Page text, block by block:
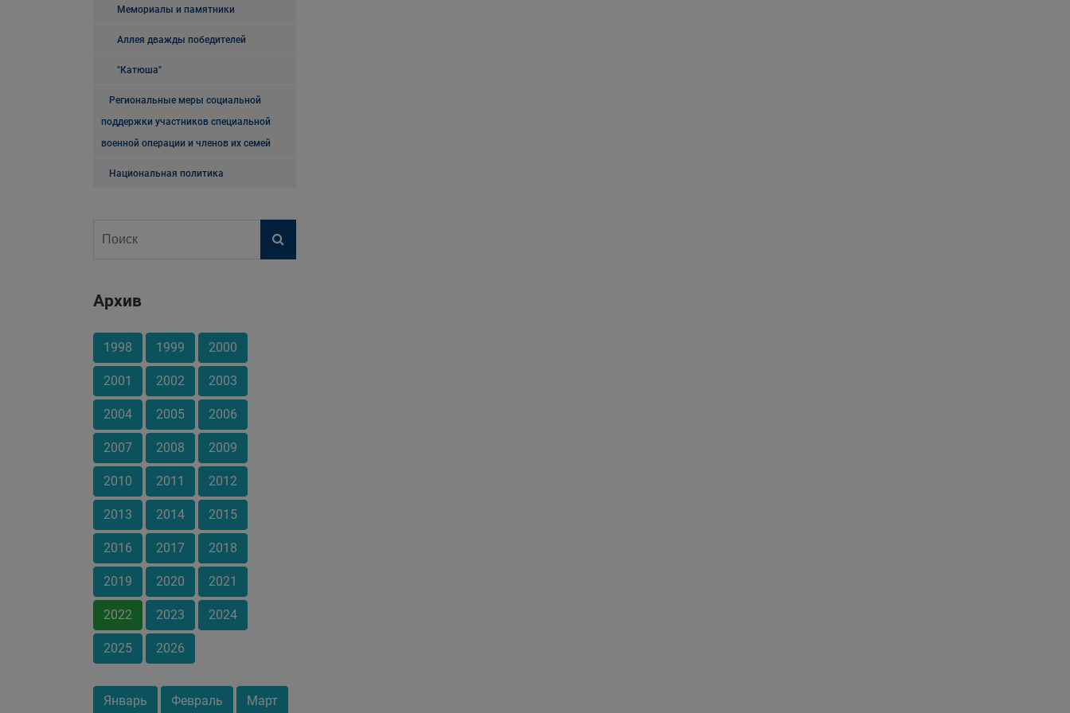
Мемориалы и памятники
Аллея дважды победителей
"Катюша"
Региональные меры социальной
поддержки участников специальной
военной операции и членов их семей
Национальная политика
Архив
1998 1999 2000
2001 2002 2003
2004 2005 2006
2007 2008 2009
2010 2011 2012
2013 2014 2015
2016 2017 2018
2019 2020 2021
2022 2023 2024
2025 2026
Январь Февраль Март